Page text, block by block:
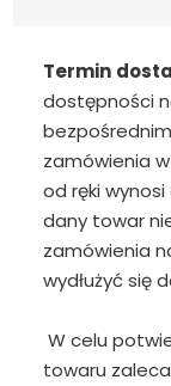
Termin
dostępności
zamówienia
od ręki
dany towar
zamówienia
wydłużyć się
W celu
towaru